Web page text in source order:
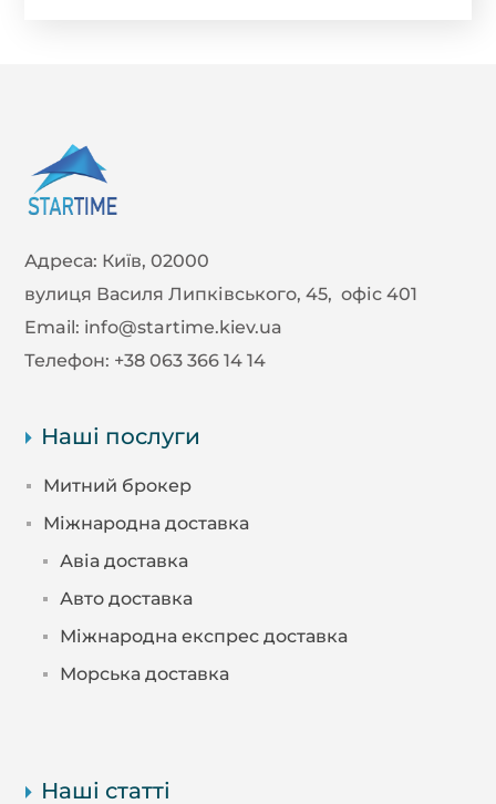
Адреса: Київ, 02000
вулиця Василя Липківського, 45, офіс 401
Email: info@startime.kiev.ua
Телефон: +38 063 366 14 14
Наші послуги
Митний брокер
Міжнародна доставка
Авіа доставка
Авто доставка
Міжнародна експрес доставка
Морська доставка
Наші статті